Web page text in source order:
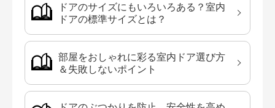
ドアのサイズにもいろいろある？室内
ドアの標準サイズとは？
部屋をおしゃれに彩る室内ドア選び方
＆失敗しないポイント